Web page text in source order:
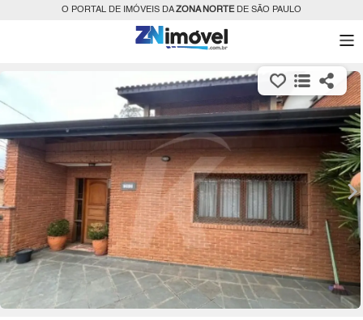
O PORTAL DE IMÓVEIS DAZONA NORTEDE SÃO PAULO